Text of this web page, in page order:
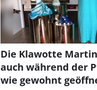
Die Klawotte
auch während der
wie gewohnt